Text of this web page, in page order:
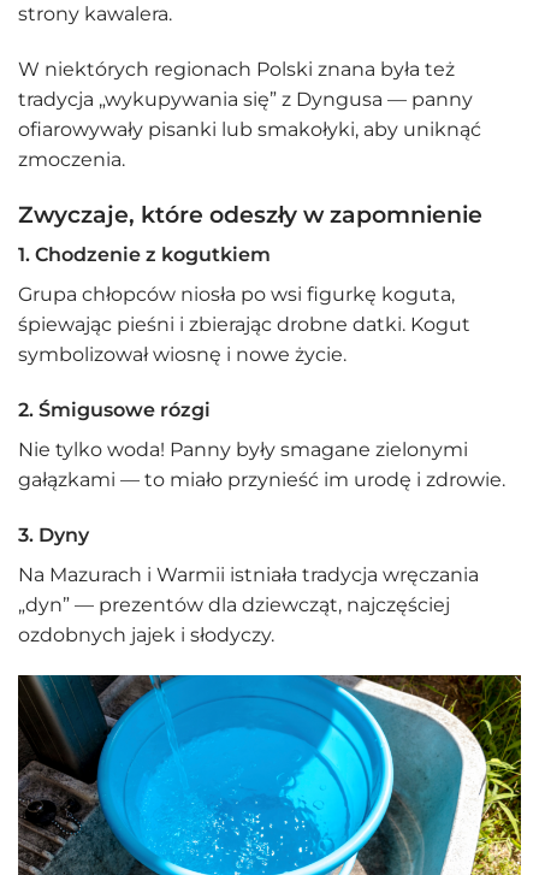
strony kawalera.
W niektórych regionach Polski znana była też
tradycja „wykupywania się” z Dyngusa — panny
ofiarowywały pisanki lub smakołyki, aby uniknąć
zmoczenia.
Zwyczaje, które odeszły w zapomnienie
1. Chodzenie z kogutkiem
Grupa chłopców niosła po wsi figurkę koguta,
śpiewając pieśni i zbierając drobne datki. Kogut
symbolizował wiosnę i nowe życie.
2. Śmigusowe rózgi
Nie tylko woda! Panny były smagane zielonymi
gałązkami — to miało przynieść im urodę i zdrowie.
3. Dyny
Na Mazurach i Warmii istniała tradycja wręczania
„dyn” — prezentów dla dziewcząt, najczęściej
ozdobnych jajek i słodyczy.